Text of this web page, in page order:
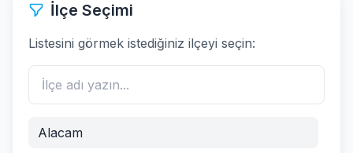
İlçe Seçimi
Listesini görmek istediğiniz ilçeyi seçin:
Alacam